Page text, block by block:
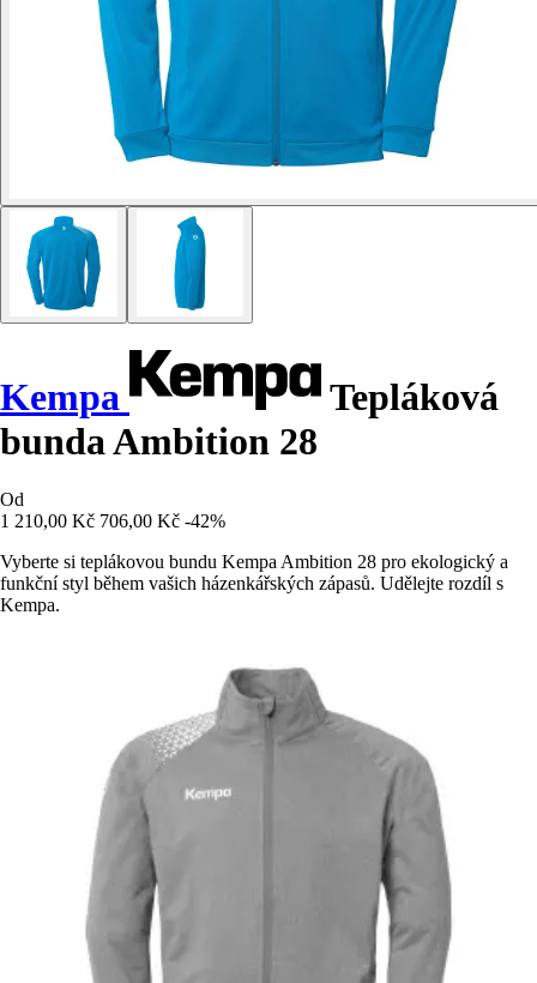
Kempa
Tepláková
bunda Ambition 28
Od
1 210,00 Kč 706,00 Kč -42%
Vyberte si teplákovou bundu Kempa Ambition 28 pro ekologický a
funkční styl během vašich házenkářských zápasů. Udělejte rozdíl s
Kempa.